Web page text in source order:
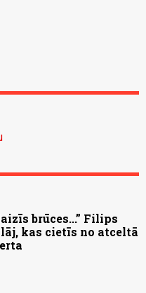
brūces...” Filips
kas cietīs no atceltā